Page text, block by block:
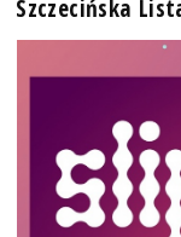
Szczecińska